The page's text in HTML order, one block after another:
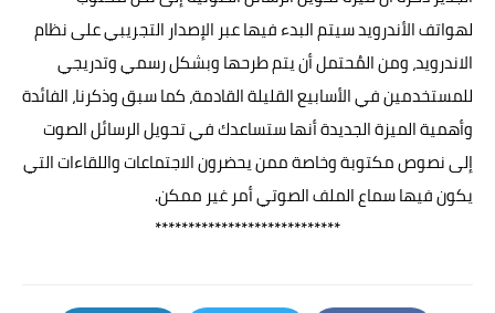
لهواتف الأندرويد سيتم البدء فيها عبر الإصدار التجريبي على نظام
الاندرويد، ومن المُحتمل أن يتم طرحها وبشكل رسمي وتدريجي
للمستخدمين في الأسابيع القليلة القادمة، كما سبق وذكرنا، الفائدة
وأهمية الميزة الجديدة أنها ستساعدك في تحويل الرسائل الصوت
إلى نصوص مكتوبة وخاصة ممن يحضرون الاجتماعات واللقاءات التي
يكون فيها سماع الملف الصوتي أمر غير ممكن.
****************************